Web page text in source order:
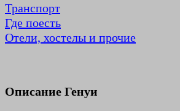
Транспорт
Где поесть
Отели, хостелы и прочие
Описание Генуи